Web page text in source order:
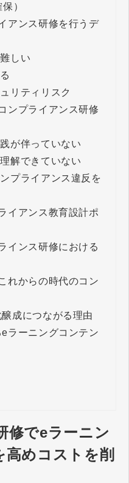
）
アンス研修を行うデ
しい
リティリスク
ンプライアンス研修
が伴っていない
解できていない
プライアンス違反を
イアンス教育設計ポ
インス研修における
れからの時代のコン
成につながる理由
ラーニングコンテン
修でeラーニン
高めコストを削